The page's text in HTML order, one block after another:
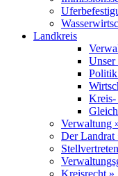
Landkreis
Unser
Kreis-
Verwaltung
Der Landrat
Kreisrecht »